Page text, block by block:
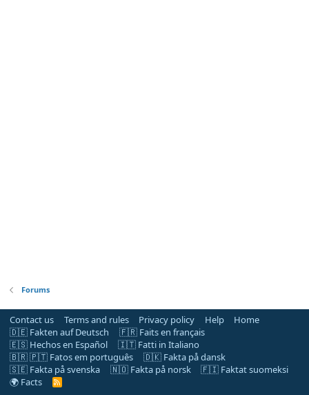
Forums
Contact us Terms and rules Privacy policy Help
Home
🇩🇪 Fakten auf Deutsch
🇫🇷 Faits en français
🇪🇸 Hechos en Español
🇮🇹 Fatti in Italiano
🇧🇷 🇵🇹 Fatos em português
🇩🇰 Fakta på dansk
🇸🇪 Fakta på svenska
🇳🇴 Fakta på norsk
🇫🇮 Faktat suomeksi
🌍 Facts
R